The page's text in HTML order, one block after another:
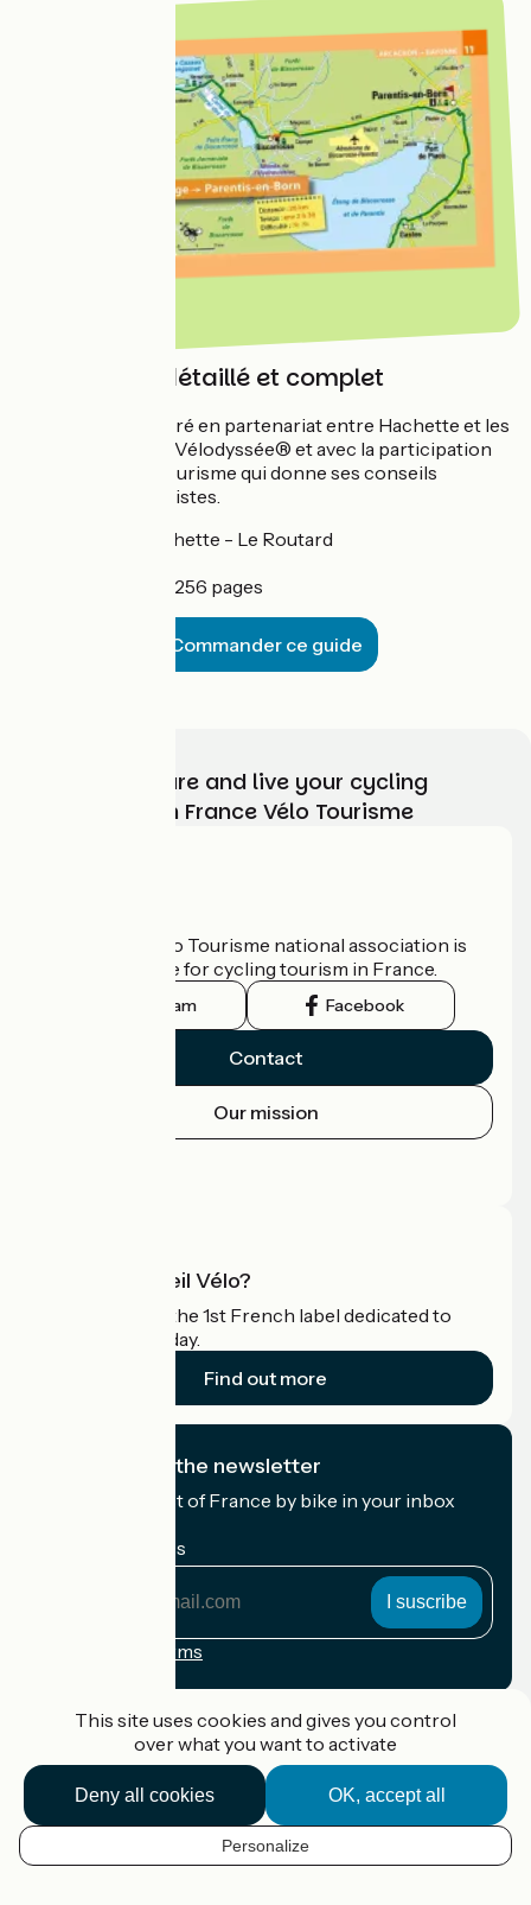
EN
Un ouvrage détaillé et complet
Un ouvrage préparé en partenariat entre Hachette et les
partenaires de La Vélodyssée® et avec la participation
de France Vélo Tourisme qui donne ses conseils
pratiques aux cyclistes.
Edition : Hachette - Le Routard
Façonnage : 256 pages
Commander ce guide
Choose, prepare and live your cycling
adventure with France Vélo Tourisme
The France Vélo Tourisme national association is
the official guide for cycling tourism in France.
Instagram Facebook
Contact
Our mission
What is Accueil Vélo?
Accueil Vélo is the 1st French label dedicated to
cyclists on holiday.
Find out more
I subscribe to the newsletter
Receive the best of France by bike in your inbox
My email address
Registration terms
Accueil Vélo Pro
Contact
Legal notice
This site uses cookies and gives you control
over what you want to activate
OK, accept all
Deny all cookies
Personalize